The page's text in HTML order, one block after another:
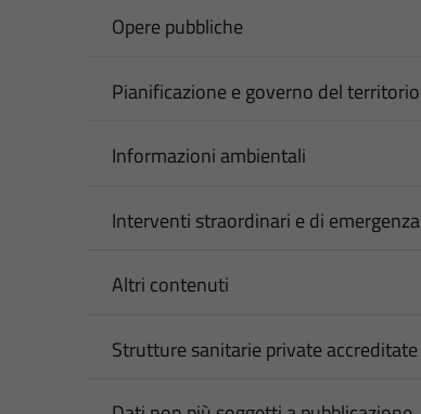
Opere pubbliche
Pianificazione e governo del territorio
Informazioni ambientali
Interventi straordinari e di emergenza
Altri contenuti
Strutture sanitarie private accreditate